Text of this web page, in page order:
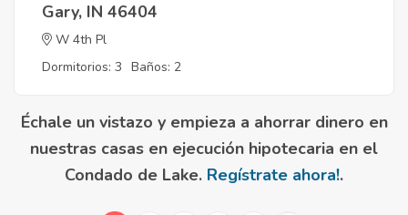
Gary, IN 46404
W 4th Pl
Dormitorios: 3 Baños: 2
Échale un vistazo y empieza a ahorrar dinero en
nuestras casas en ejecución hipotecaria en el
Condado de Lake. Regístrate ahora!.